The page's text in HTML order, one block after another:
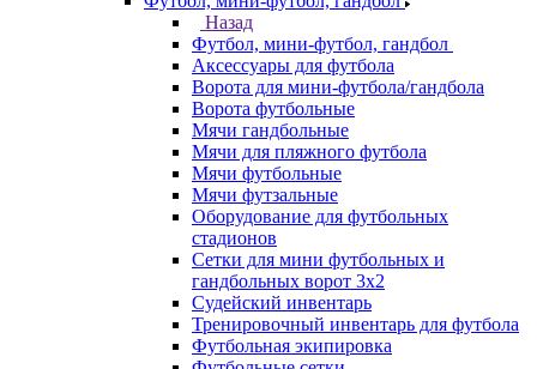
Назад
Футбол, мини-футбол, гандбол
Аксессуары для футбола
Ворота для мини-футбола/гандбола
Ворота футбольные
Мячи гандбольные
Мячи для пляжного футбола
Мячи футбольные
Мячи футзальные
Оборудование для футбольных
стадионов
Сетки для мини футбольных и
гандбольных ворот 3х2
Судейский инвентарь
Тренировочный инвентарь для футбола
Футбольная экипировка